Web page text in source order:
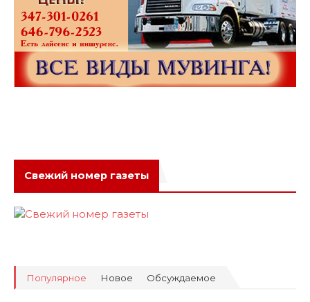
Свежий номер газеты
Популярное Новое Обсуждаемое